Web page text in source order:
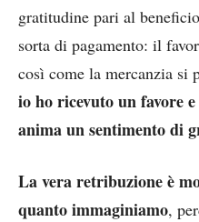
gratitudine pari al
sorta di pagamento: il
così come la mercanzia si
io ho ricevuto un favore
anima un sentimento di
La vera retribuzione è
quanto immaginiamo,